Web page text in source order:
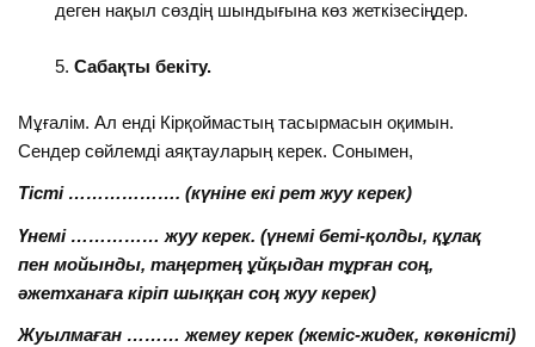
деген нақыл сөздің шындығына көз жеткізесіңдер.
Сабақты бекіту.
Мұғалім. Ал енді Кірқоймастың тасырмасын оқимын.
Сендер сөйлемді аяқтауларың керек. Сонымен,
Тісті ………………. (күніне екі рет жуу керек)
Үнемі …………… жуу керек. (үнемі беті-қолды, құлақ
пен мойынды, таңертең ұйқыдан тұрған соң,
әжетханаға кіріп шыққан соң жуу керек)
Жуылмаған ……… жемеу керек (жеміс-жидек, көкөністі)